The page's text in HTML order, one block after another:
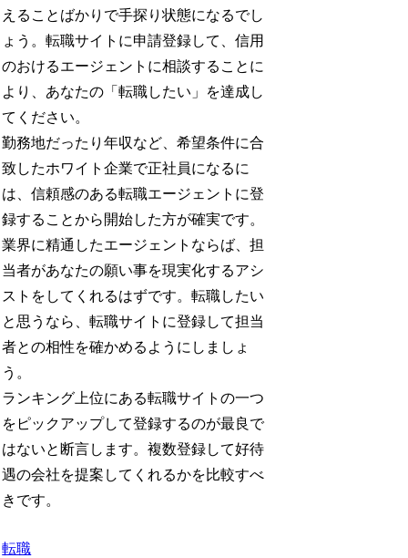
えることばかりで手探り状態になるでし
ょう。転職サイトに申請登録して、信用
のおけるエージェントに相談することに
より、あなたの「転職したい」を達成し
てください。
勤務地だったり年収など、希望条件に合
致したホワイト企業で正社員になるに
は、信頼感のある転職エージェントに登
録することから開始した方が確実です。
業界に精通したエージェントならば、担
当者があなたの願い事を現実化するアシ
ストをしてくれるはずです。転職したい
と思うなら、転職サイトに登録して担当
者との相性を確かめるようにしましょ
う。
ランキング上位にある転職サイトの一つ
をピックアップして登録するのが最良で
はないと断言します。複数登録して好待
遇の会社を提案してくれるかを比較すべ
きです。
転職